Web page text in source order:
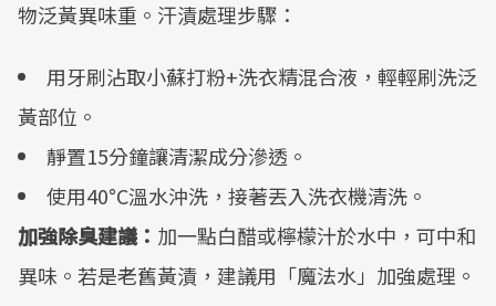
物泛黃異味重。汗漬處理步驟：
用牙刷沾取小蘇打粉+洗衣精混合液，輕輕刷洗泛
黃部位。
靜置15分鐘讓清潔成分滲透。
使用40°C溫水沖洗，接著丟入洗衣機清洗。
加強除臭建議： 加一點白醋或檸檬汁於水中，可中和
異味。若是老舊黃漬，建議用「魔法水」加強處理。